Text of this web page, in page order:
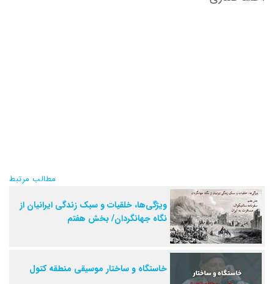
مطالب مرتبط
ویژگی‌ها، خلقیات و سبک زندگی ایرانیان از
نگاه جهانگردان/ بخش هفتم
خاستگاه و ساختار موسیقی منطقه کتول